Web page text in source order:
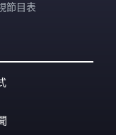
節目表